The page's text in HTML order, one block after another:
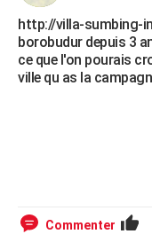
http://villa-sumbing-
borobudur depuis 3
ce que l'on pourais
ville qu as la
Commenter